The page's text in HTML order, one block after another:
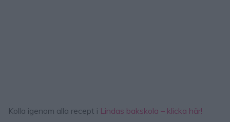
Kolla igenom alla recept i Lindas bakskola – klicka här!